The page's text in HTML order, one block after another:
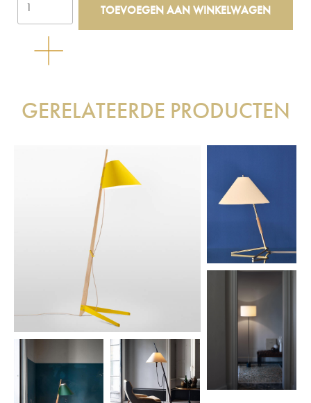
Hase
staande
TOEVOEGEN AAN WINKELWAGEN
GERELATEERDE PRODUCTEN